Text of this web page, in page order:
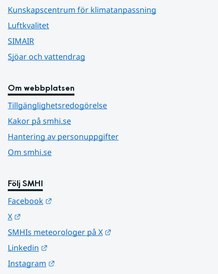
Kunskapscentrum för klimatanpassning
Luftkvalitet
SIMAIR
Sjöar och vattendrag
Om webbplatsen
Tillgänglighetsredogörelse
Kakor på smhi.se
Hantering av personuppgifter
Om smhi.se
Följ SMHI
Facebook
X
SMHIs meteorologer på X
Linkedin
Instagram